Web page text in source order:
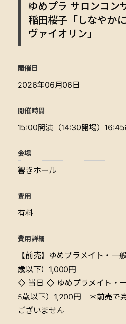
ゆめプラ サロンコ
稲田桜子「しなやか
ヴァイオリン」
開催日
2026年06月06日
開催時間
15:00開演（14:30開場）
会場
響きホール
費用
有料
費用詳細
【前売】ゆめプラメイト・
歳以下）1,000円
◇ 当日 ◇ ゆめプラメイト・
5歳以下）1,200円 ＊前売で
ございません